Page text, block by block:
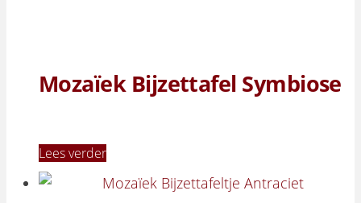
Mozaïek Bijzettafel Symbiose
Lees verder